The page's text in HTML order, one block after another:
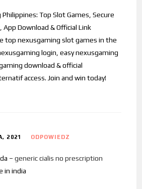
Top Slot Games, Secure
App Download & Official Link
top nexusgaming slot games in the
login, easy nexusgaming
download & official
access. Join and win today!
2021 ODPOWIEDZ
–generic cialis no prescription
in india